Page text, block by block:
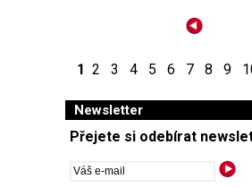
1 2 3 4 5 6 7 8 9
Newsletter
Přejete si odebírat